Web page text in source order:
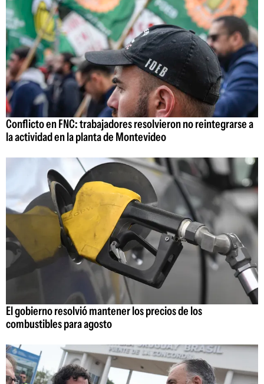
Conflicto en FNC: trabajadores resolvieron no reintegrarse a
la actividad en la planta de Montevideo
El gobierno resolvió mantener los precios de los
combustibles para agosto